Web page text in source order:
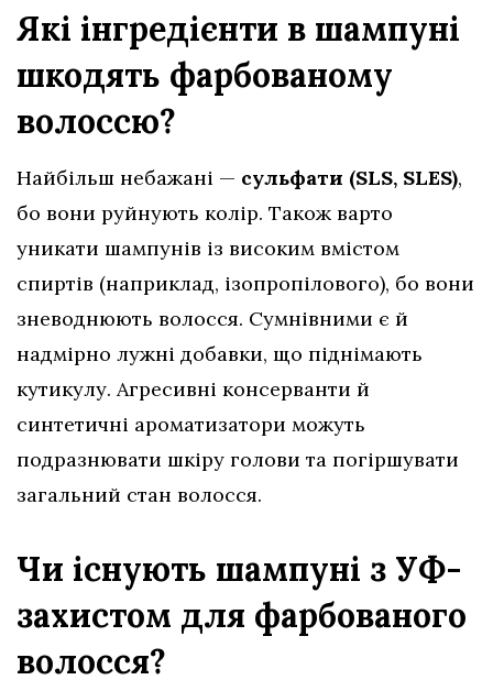
Які інгредієнти в шампуні
шкодять фарбованому
волоссю?
Найбільш небажані — сульфати (SLS, SLES),
бо вони руйнують колір. Також варто
уникати шампунів із високим вмістом
спиртів (наприклад, ізопропілового), бо вони
зневоднюють волосся. Сумнівними є й
надмірно лужні добавки, що піднімають
кутикулу. Агресивні консерванти й
синтетичні ароматизатори можуть
подразнювати шкіру голови та погіршувати
загальний стан волосся.
Чи існують шампуні з УФ-
захистом для фарбованого
волосся?